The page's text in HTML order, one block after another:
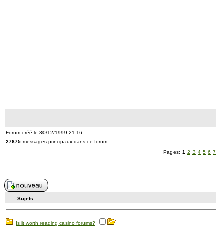
Forum créé le 30/12/1999 21:16
27675 messages principaux dans ce forum.
Pages: 1 2 3 4 5 6 7
Sujets
Is it worth reading casino forums?